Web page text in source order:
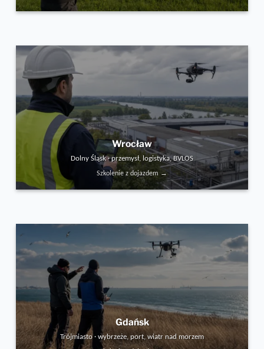
Wrocław
Dolny Śląsk · przemysł, logistyka, BVLOS
Szkolenie z dojazdem →
Gdańsk
Trójmiasto · wybrzeże, port, wiatr nad morzem